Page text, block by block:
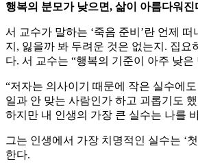
행복의 분모가 낮으면, 삶이 아름다워진
서 교수가 말하는 ‘죽음 준비’란 언제
지, 잃을까 봐 두려운 것은 없는지. 집
다. 서 교수는 “행복의 기준이 아주 낮
“저자는 의사이기 때문에 작은 실수에
일과 안 맞는 사람인가 하고 괴롭기도
하지만 내 인생의 가장 큰 실수는 나를
그는 인생에서 가장 치명적인 실수는 ‘
한다.